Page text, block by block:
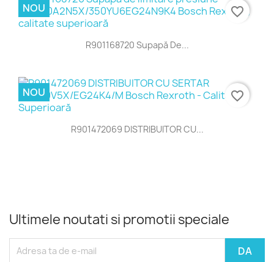
R901168720 Supapă De...
NOU favorite_border
R901472069 DISTRIBUITOR CU...
NOU favorite_border
Ultimele noutati si promotii speciale